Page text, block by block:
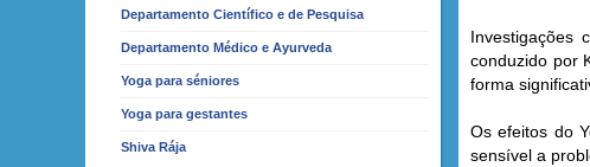
Departamento Científico e de Pesquisa
Departamento Médico e Ayurveda
Yoga para séniores
Yoga para gestantes
Shiva Rája
Investigações
conduzido por
forma
Os efeitos do
sensível a